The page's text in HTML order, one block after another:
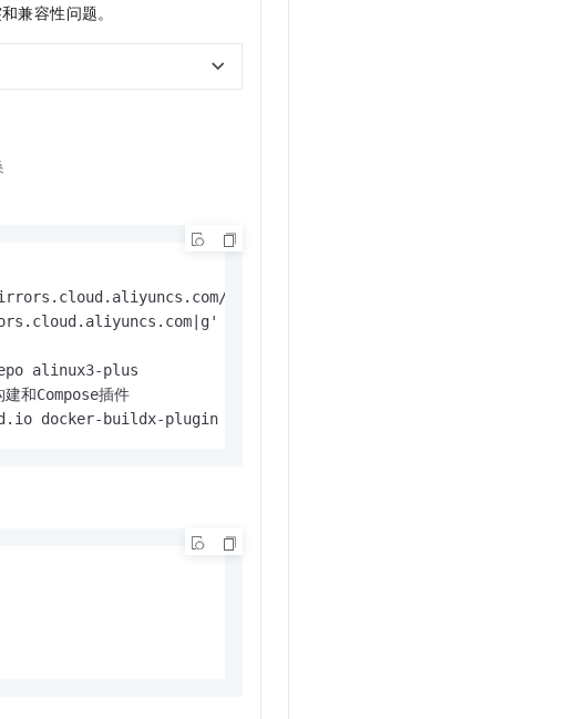
兼容性问题。
docker-ce/linux/centos/docker-ce.repo
和Compose插件
docker-buildx-plugin docker-compose-plugin